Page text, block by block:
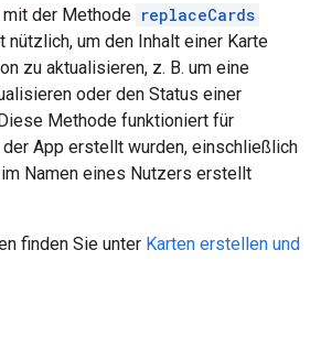
mit der Methode replaceCards
nützlich, um den Inhalt einer Karte
zu aktualisieren, z. B. um eine
oder den Status einer
Methode funktioniert für
der App erstellt wurden, einschließlich
Namen eines Nutzers erstellt
finden Sie unter Karten erstellen und